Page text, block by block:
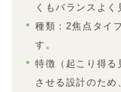
くもバランスよく
種類：2焦点タイ
す。
特徴（起こり得る
させる設計のため